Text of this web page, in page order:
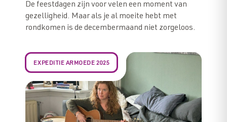
De feestdagen zijn voor velen een moment van
gezelligheid. Maar als je al moeite hebt met
rondkomen is de decembermaand niet zorgeloos.
EXPEDITIE ARMOEDE 2025